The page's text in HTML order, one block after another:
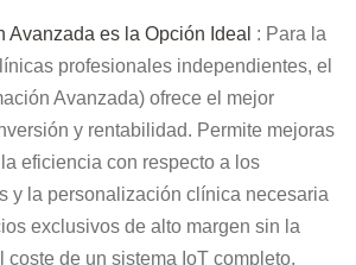
Avanzada es la Opción Ideal : Para la
profesionales independientes, el
Avanzada) ofrece el mejor
y rentabilidad. Permite mejoras
eficiencia con respecto a los
y la personalización clínica necesaria
exclusivos de alto margen sin la
coste de un sistema IoT completo.